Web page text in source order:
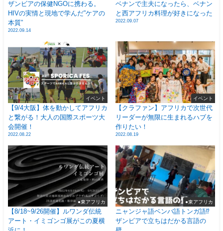
ザンビアの保健NGOに携わる。
HIVの実情と現地で学んだ”ケアの
本質”
2022.09.14
ベナンで主夫になったら、ベナン
と西アフリカ料理が好きになった
2022.09.07
イベント
【9/4大阪】体を動かしてアフリカ
と繋がる！大人の国際スポーツ大
会開催！
2022.08.22
イベント
【クラファン】アフリカで次世代
リーダーが無限に生まれるハブを
作りたい！
2022.08.19
●東アフリカ
【8/18~9/26開催】ルワンダ伝統
アート・イミゴンゴ展がこの夏横
●東アフリカ
ニャンジャ語ベンバ語トンガ語⁉
ザンビアで立ちはだかる言語の